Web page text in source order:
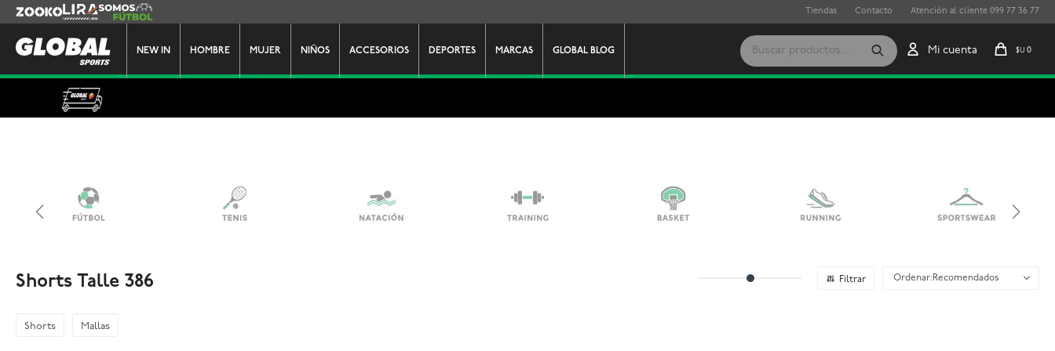
NEW IN HOMBRE MUJER NIÑOS ACCESORIOS DEPORTES MARCAS GLOBAL BLOG $U 0
Zooko Lira Somos Futbol Tiendas Contacto Atención al cliente 099 77 36 77
Shorts Talle 386 Recomendados
Shorts Mallas